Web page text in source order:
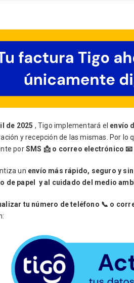
de 2025 , Tigo implementará el envío
y recepción de las mismas. Por lo
porSMS 📩 o correo electrónico 📧
un envío más rápido, seguro y
de papel y al cuidado del medio
tu número de teléfono 📞 o